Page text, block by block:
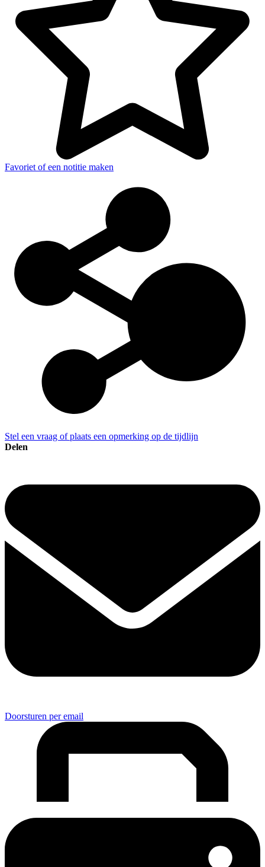
Favoriet of een notitie maken
Stel een vraag of plaats een opmerking op de tijdlijn
Delen
Doorsturen per email